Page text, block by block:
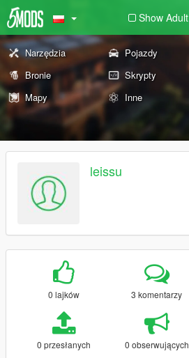
Show Adult
Narzędzia Pojazdy
Bronie
Skrypty
Mapy
Inne
leissu
0 lajków 3 komentarzy
0 przesłanych 0 obserwujących